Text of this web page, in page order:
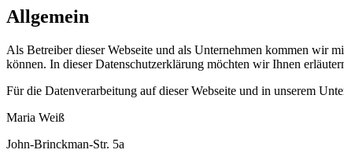
Allgemein
Als Betreiber dieser Webseite und als Unternehmen kommen wir
können. In dieser Datenschutzerklärung möchten wir Ihnen
Für die Datenverarbeitung auf dieser Webseite und in unserem
Maria Weiß
John-Brinckman-Str. 5a